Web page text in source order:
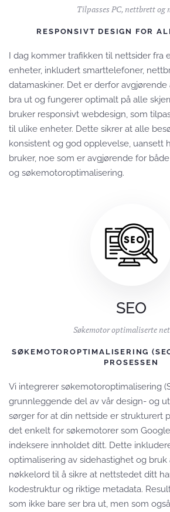
Tilpasses PC, nettbrett og
RESPONSIVT DESIGN FOR
I dag kommer trafikken til nettsider fra
enheter, inkludert smarttelefoner,
datamaskiner. Det er derfor
bra ut og fungerer optimalt på alle
bruker responsivt webdesign, som
til ulike enheter. Dette sikrer at alle
konsistent og god opplevelse, uansett
bruker, noe som er avgjørende for
og søkemotoroptimalisering.
SEO
Søkemotor optimaliserte
SØKEMOTOROPTIMALISERING
PROSESSEN
Vi integrerer søkemotoroptimalisering
grunnleggende del av vår design- og
sørger for at din nettside er strukturert
det enkelt for søkemotorer som
indeksere innholdet ditt. Dette
optimalisering av sidehastighet og
nøkkelord til å sikre at nettstedet ditt
kodestruktur og riktige metadata.
som ikke bare ser bra ut, men som